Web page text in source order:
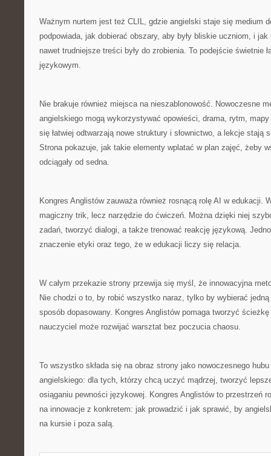
Ważnym nurtem jest też CLIL, gdzie angielski staje się medium
podpowiada, jak dobierać obszary, aby były bliskie uczniom, i
nawet trudniejsze treści były do zrobienia. To podejście świetnie
językowym.
Nie brakuje również miejsca na nieszablonowość. Nowoczesne
angielskiego mogą wykorzystywać opowieści, drama, rytm,
się łatwiej odtwarzają nowe struktury i słownictwo, a lekcje stają
Strona pokazuje, jak takie elementy wplatać w plan zajęć, żeby
odciągały od sedna.
Kongres Anglistów zauważa również rosnącą rolę AI w edukacji.
magiczny trik, lecz narzędzie do ćwiczeń. Można dzięki niej
zadań, tworzyć dialogi, a także trenować reakcję językową.
znaczenie etyki oraz tego, że w edukacji liczy się relacja.
W całym przekazie strony przewija się myśl, że innowacyjna
Nie chodzi o to, by robić wszystko naraz, tylko by wybierać
sposób dopasowany. Kongres Anglistów pomaga tworzyć
nauczyciel może rozwijać warsztat bez poczucia chaosu.
To wszystko składa się na obraz strony jako nowoczesnego
angielskiego: dla tych, którzy chcą uczyć mądrzej, tworzyć
osiąganiu pewności językowej. Kongres Anglistów to przestrzeń
na innowacje z konkretem: jak prowadzić i jak sprawić, by
na kursie i poza salą.